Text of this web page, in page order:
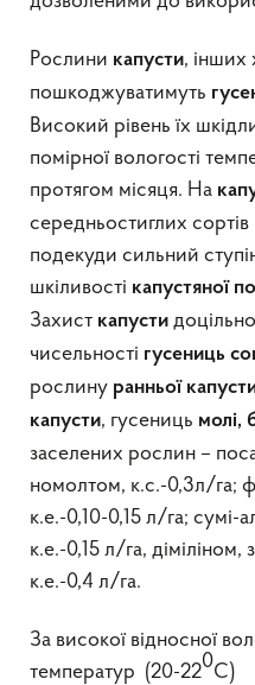
Рослини капусти, інших
пошкоджуватимуть
Високий рівень їх
помірної вологості
протягом місяця. На
середньостиглих
подекуди сильний
шкіливості капустяної
Захист капусти
чисельності гусениць
рослину ранньої
капусти, гусениць молі,
заселених рослин –
номолтом, к.с.-0,3л/га;
к.е.-0,10-0,15 л/га;
к.е.-0,15 л/га, діміліном,
к.е.-0,4 л/га.
За високої відносної
температур (20-220С)